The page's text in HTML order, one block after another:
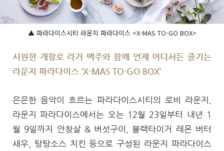
▲ 파라다이스시티 라운지 파라다이스 <X-MAS TO-GO BOX>
시원한 개항로 라거 맥주와 함께 언제 어디서든 즐기는
라운지 파라다이스 ‘X-MAS TO-GO BOX’
은은한 음악이 흐르는 파라다이스시티의 로비 라운지,
라운지 파라다이스에서는 오는 12월 23일부터 내년 1
월 9일까지 안창살 & 버섯구이, 블랙타이거 레몬 버터
새우, 탕탕소스 치킨 등으로 구성된 라운지 파라다이스